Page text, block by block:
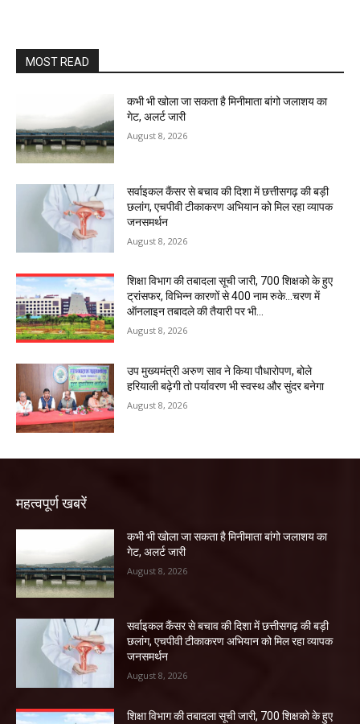
MOST READ
कभी भी खोला जा सकता है मिनीमाता बांगो जलाशय का
गेट, अलर्ट जारी
August 8, 2026
सर्वाइकल कैंसर से बचाव की दिशा में छत्तीसगढ़ की बड़ी
छलांग, एचपीवी टीकाकरण अभियान को मिल रहा व्यापक
जनसमर्थन
August 8, 2026
शिक्षा विभाग की तबादला सूची जारी, 700 शिक्षको के हुए
ट्रांसफर, विभिन्न कारणों से 400 नाम रुके…चरण में
ऑनलाइन तबादले की तैयारी पर भी...
August 8, 2026
उप मुख्यमंत्री अरुण साव ने किया पौधारोपण, बोले
हरियाली बढ़ेगी तो पर्यावरण भी स्वस्थ और सुंदर बनेगा
August 8, 2026
महत्वपूर्ण खबरें
कभी भी खोला जा सकता है मिनीमाता बांगो जलाशय का
गेट, अलर्ट जारी
August 8, 2026
सर्वाइकल कैंसर से बचाव की दिशा में छत्तीसगढ़ की बड़ी
छलांग, एचपीवी टीकाकरण अभियान को मिल रहा व्यापक
जनसमर्थन
August 8, 2026
शिक्षा विभाग की तबादला सूची जारी, 700 शिक्षको के हुए